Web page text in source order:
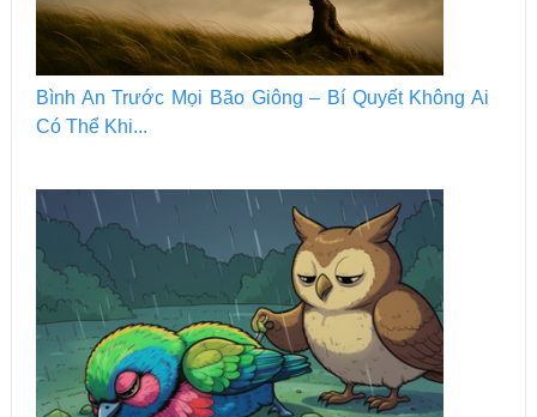
Bình An Trước Mọi Bão Giông – Bí Quyết Không Ai
Có Thể Khi...